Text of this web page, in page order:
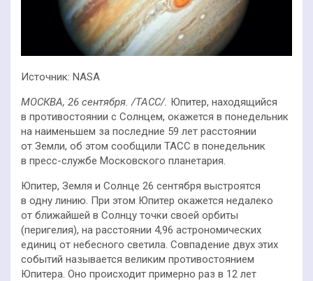
Источник: NASA
МОСКВА, 26 сентября. /ТАСС/. Юпитер, находящийся
в противостоянии с Солнцем, окажется в понедельник
на наименьшем за последние 59 лет расстоянии
от Земли, об этом сообщили ТАСС в понедельник
в пресс-службе Московского планетария.
Юпитер, Земля и Солнце 26 сентября выстроятся
в одну линию. При этом Юпитер окажется недалеко
от ближайшей в Солнцу точки своей орбиты
(перигелия), на расстоянии 4,96 астрономических
единиц от небесного светила. Совпадение двух этих
событий называется великим противостоянием
Юпитера. Оно происходит примерно раз в 12 лет